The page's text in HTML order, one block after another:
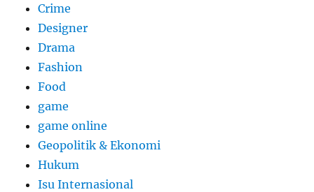
Crime
Designer
Drama
Fashion
Food
game
game online
Geopolitik & Ekonomi
Hukum
Isu Internasional